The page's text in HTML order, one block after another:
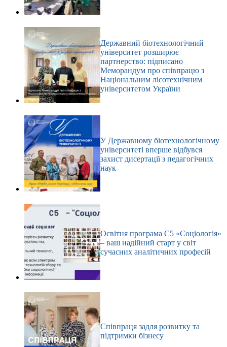
Державний біотехнологічний
університет розширює
партнерство: підписано
Меморандум про співпрацю з
Національним лісотехнічним
університетом України
У Державному біотехнологічному
університеті вперше відбувся
захист дисертації з педагогічних
наук
Освітня програма С5 «Соціологія»
– ваш надійний старт у світ
сучасних аналітичних професій
Співпраця задля розвитку та
підтримки бізнесу